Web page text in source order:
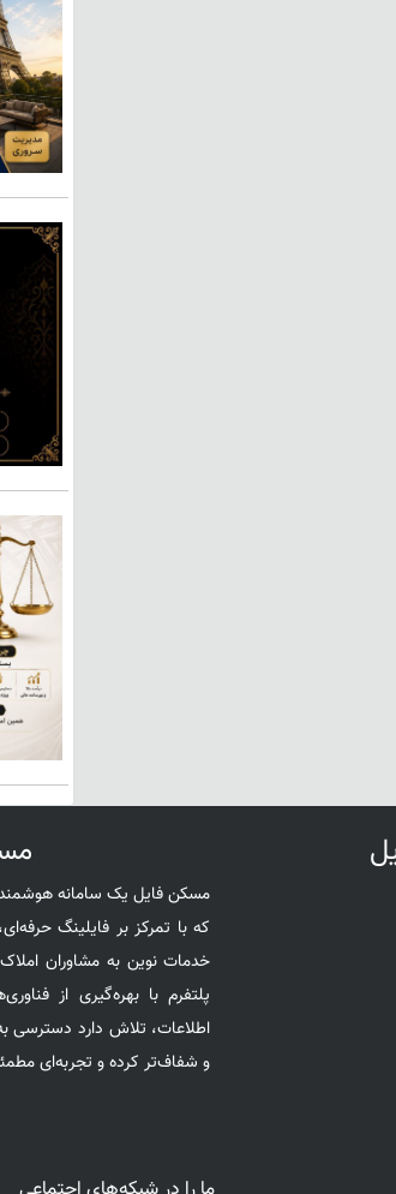
مسکن فایل یک سامانه
که با تمرکز بر فایلینگ
خدمات نوین به مشاوران
پلتفرم با بهره‌گیری از
اطلاعات، تلاش دارد دسترسی
و شفاف‌تر کرده و تجربه‌ای